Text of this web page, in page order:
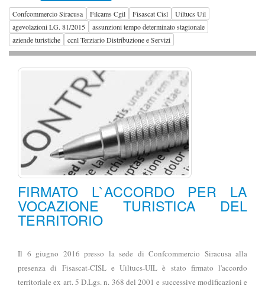
Confcommercio Siracusa Filcams Cgil Fisascat Cisl
Uiltucs Uil
agevolazioni LG. 81/2015
assunzioni tempo determinato stagionale
aziende turistiche
ccnl Terziario Distribuzione e Servizi
FIRMATO L`ACCORDO PER LA
VOCAZIONE TURISTICA DEL
TERRITORIO
Il 6 giugno 2016 presso la sede di Confcommercio Siracusa alla
presenza di Fisascat-CISL e Uiltucs-UIL è stato firmato l'accordo
territoriale ex art. 5 D.Lgs. n. 368 del 2001 e successive modificazioni e